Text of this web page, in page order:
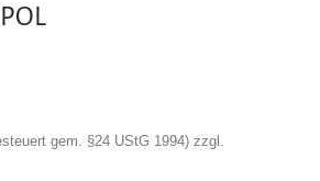
gem. §24 UStG 1994) zzgl.